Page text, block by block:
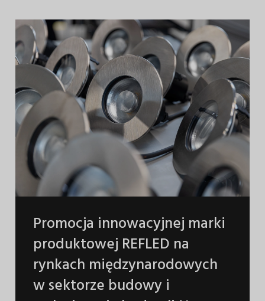
Promocja innowacyjnej marki
produktowej REFLED na
rynkach międzynarodowych
w sektorze budowy i